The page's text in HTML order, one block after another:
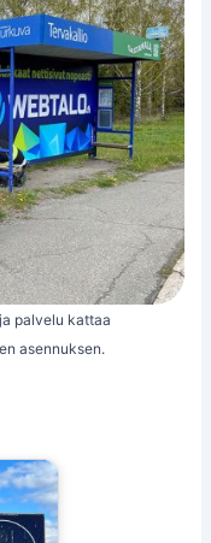
palvelu kattaa
asennuksen.